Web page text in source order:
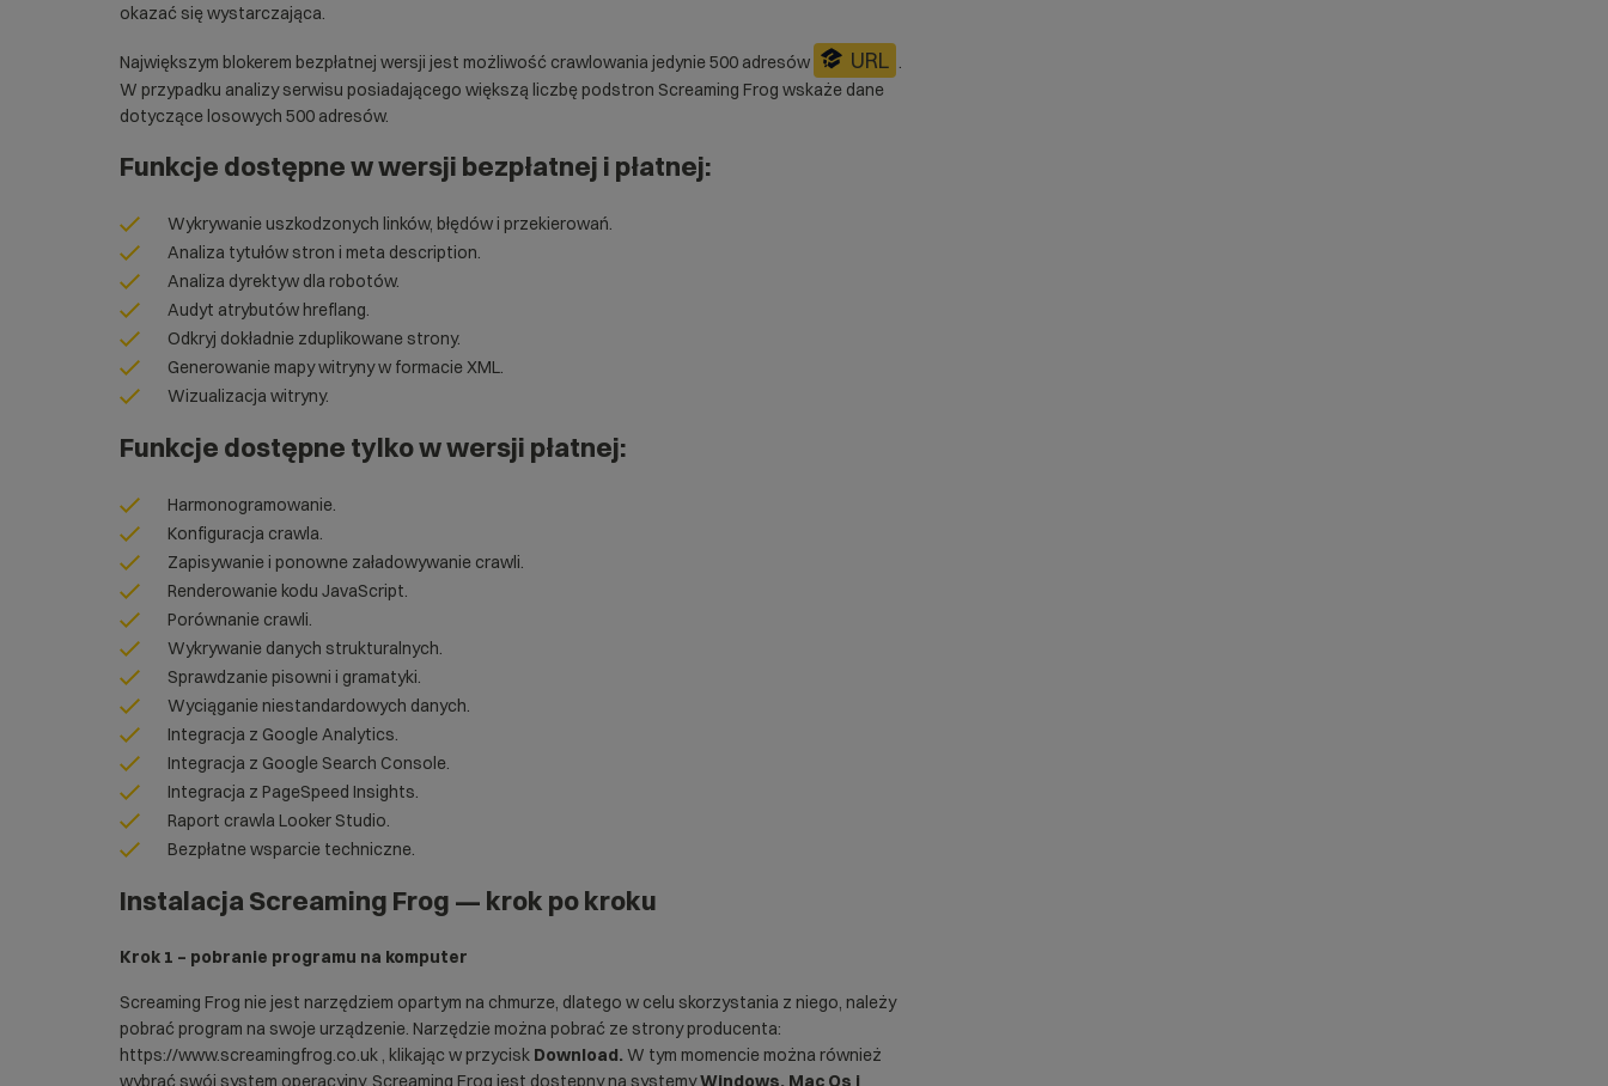
okazać się wystarczająca.
Największym blokerem bezpłatnej wersji jest możliwość crawlowania jedynie 500 adresów URL .
W przypadku analizy serwisu posiadającego większą liczbę podstron Screaming Frog wskaże dane
dotyczące losowych 500 adresów.
Funkcje dostępne w wersji bezpłatnej i płatnej:
Wykrywanie uszkodzonych linków, błędów i przekierowań.
Analiza tytułów stron i meta description.
Analiza dyrektyw dla robotów.
Audyt atrybutów hreflang.
Odkryj dokładnie zduplikowane strony.
Generowanie mapy witryny w formacie XML.
Wizualizacja witryny.
Funkcje dostępne tylko w wersji płatnej:
Harmonogramowanie.
Konfiguracja crawla.
Zapisywanie i ponowne załadowywanie crawli.
Renderowanie kodu JavaScript.
Porównanie crawli.
Wykrywanie danych strukturalnych.
Sprawdzanie pisowni i gramatyki.
Wyciąganie niestandardowych danych.
Integracja z Google Analytics.
Integracja z Google Search Console.
Integracja z PageSpeed Insights.
Raport crawla Looker Studio.
Bezpłatne wsparcie techniczne.
Instalacja Screaming Frog — krok po kroku
Krok 1 – pobranie programu na komputer
Screaming Frog nie jest narzędziem opartym na chmurze, dlatego w celu skorzystania z niego, należy
pobrać program na swoje urządzenie. Narzędzie można pobrać ze strony producenta:
https://www.screamingfrog.co.uk , klikając w przycisk Download. W tym momencie można również
wybrać swój system operacyjny. Screaming Frog jest dostępny na systemyWindows, Mac Os i